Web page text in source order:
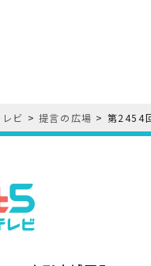
ビ > 提言の広場 > 第2454